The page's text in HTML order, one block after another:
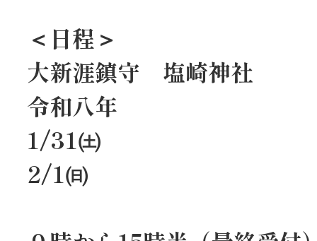
＜ 日程 ＞
大新涯鎮守 塩崎神社
令和八年
1/31㈯
2/1㈰